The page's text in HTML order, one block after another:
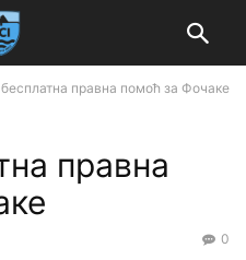
правна помоћ за Фочаке
правна
0